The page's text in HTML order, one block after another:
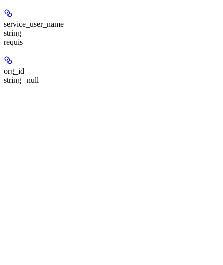
service_user_name
string
requis
org_id
string | null